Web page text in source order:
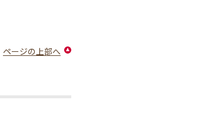
ページの上部へ